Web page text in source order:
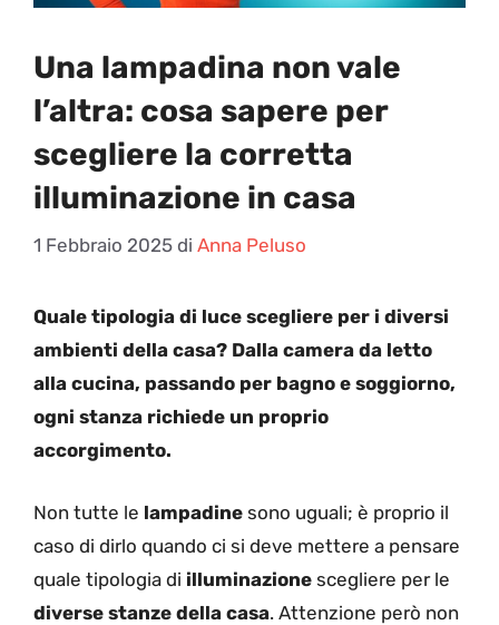
Una lampadina non vale
l’altra: cosa sapere per
scegliere la corretta
illuminazione in casa
1 Febbraio 2025 di Anna Peluso
Quale tipologia di luce scegliere per i diversi
ambienti della casa? Dalla camera da letto
alla cucina, passando per bagno e soggiorno,
ogni stanza richiede un proprio
accorgimento.
Non tutte le lampadine sono uguali; è proprio il
caso di dirlo quando ci si deve mettere a pensare
quale tipologia di illuminazione scegliere per le
diverse stanze della casa. Attenzione però non